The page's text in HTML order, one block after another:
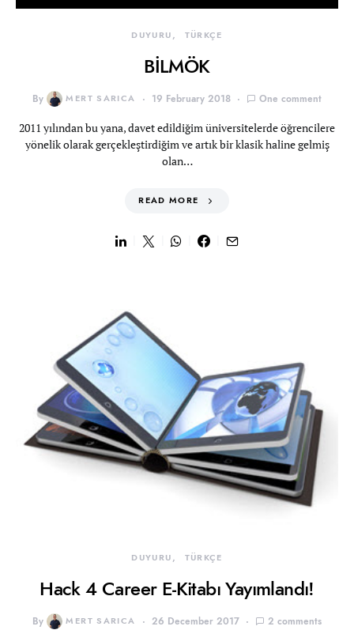
DUYURU TÜRKÇE
BİLMÖK
By MERT SARICA 19 February 2018 One comment
2011 yılından bu yana, davet edildiğim üniversitelerde öğrencilere
yönelik olarak gerçekleştirdiğim ve artık bir klasik haline gelmiş
olan…
READ MORE
DUYURU TÜRKÇE
Hack 4 Career E-Kitabı Yayımlandı!
By MERT SARICA 26 December 2017 2 comments